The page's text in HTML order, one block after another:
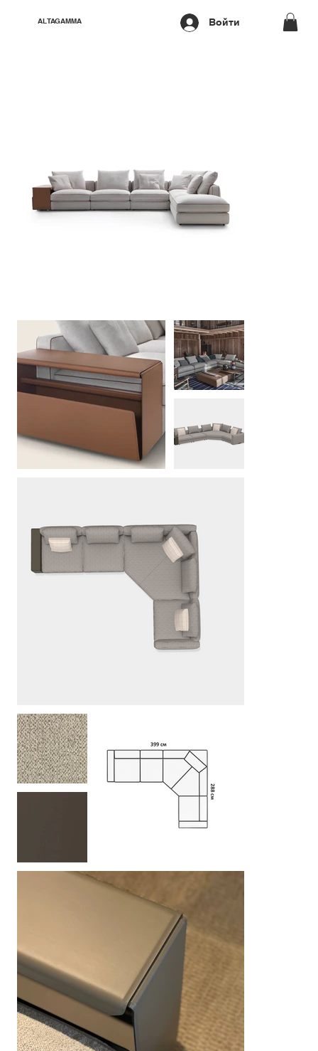
ALTAGAMMA Войти